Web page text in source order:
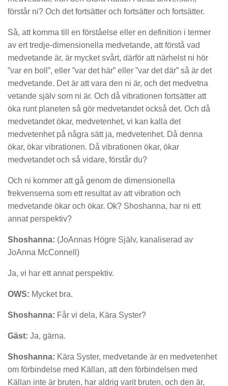
förstår ni? Och det fortsätter och fortsätter och fortsätter.
Så, att komma till en förståelse eller en definition i termer
av ert tredje-dimensionella medvetande, att förstå vad
medvetande är, är mycket svårt, därför att närhelst ni hör
”var en boll”, eller ”var det här” eller ”var det där” så är det
medvetande. Det är att vara den ni är, och det medvetna
vetande själv som ni är. Och då vibrationen fortsätter att
öka runt planeten så gör medvetandet också det. Och då
medvetandet ökar, medvetenhet, vi kan kalla det
medvetenhet på några sätt ja, medvetenhet. Då denna
ökar, ökar vibrationen. Då vibrationen ökar, ökar
medvetandet och så vidare, förstår du?
Och ni kommer att gå genom de dimensionella
frekvenserna som ett resultat av att vibration och
medvetande ökar och ökar. Ok? Shoshanna, har ni ett
annat perspektiv?
Shoshanna: (JoAnnas Högre Själv, kanaliserad av
JoAnna McConnell)
Ja, vi har ett annat perspektiv.
OWS: Mycket bra.
Shoshanna: Får vi dela, Kära Syster?
Gäst: Ja, gärna.
Shoshanna: Kära Syster, medvetande är en medvetenhet
om förbindelse med Källan, att den förbindelsen med
Källan inte är bruten, har aldrig varit bruten, och den är,